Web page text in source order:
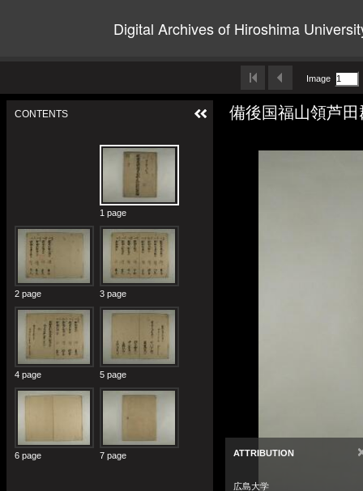
Digital Archives of Hiroshima